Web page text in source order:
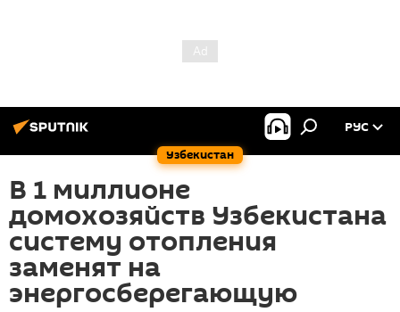
Узбекистан
РУС
В 1 миллионе
домохозяйств Узбекистана
систему отопления
заменят на
энергосберегающую